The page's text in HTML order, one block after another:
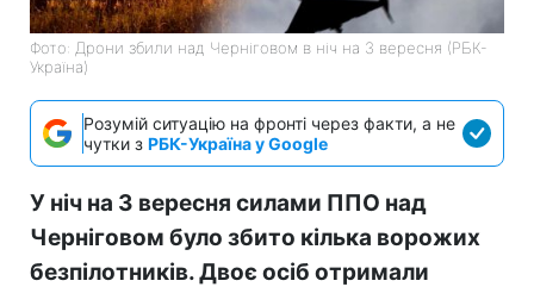
Фото: Дрони збили над Черніговом в ніч на 3 вересня (РБК-
Україна)
Розумій ситуацію на фронті через факти, а не
чутки з РБК-Україна у Google
У ніч на 3 вересня силами ППО над
Черніговом було збито кілька ворожих
безпілотників. Двоє осіб отримали